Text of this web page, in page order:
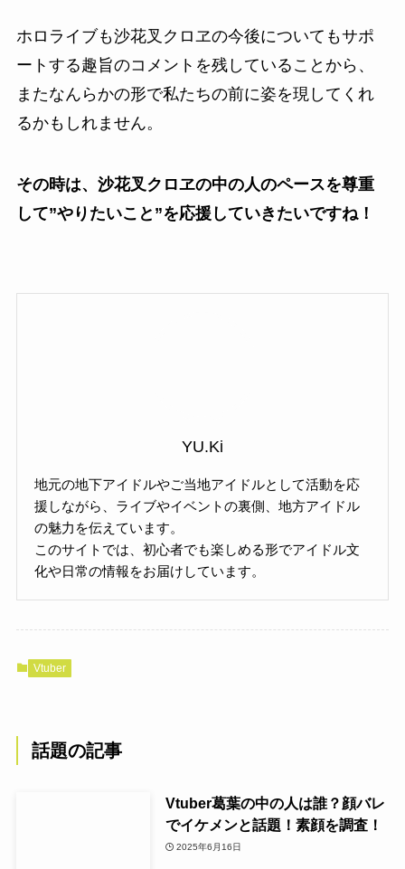
ホロライブも沙花叉クロヱの今後についてもサポ
ートする趣旨のコメントを残していることから、
またなんらかの形で私たちの前に姿を現してくれ
るかもしれません。
その時は、沙花叉クロヱの中の人のペースを尊重
して”やりたいこと”を応援していきたいですね！
YU.Ki
地元の地下アイドルやご当地アイドルとして活動を応
援しながら、ライブやイベントの裏側、地方アイドル
の魅力を伝えています。
このサイトでは、初心者でも楽しめる形でアイドル文
化や日常の情報をお届けしています。
Vtuber
話題の記事
Vtuber葛葉の中の人は誰？顔バレ
でイケメンと話題！素顔を調査！
2025年6月16日